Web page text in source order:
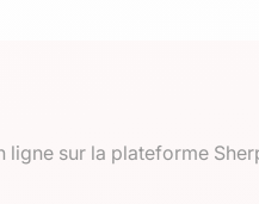
sur la plateforme